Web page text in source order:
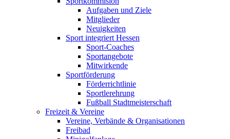
Aufgaben und Ziele
Mitglieder
Neuigkeiten
Sport integriert Hessen
Sport-Coaches
Sportangebote
Mitwirkende
Sportförderung
Förderrichtlinie
Sportlerehrung
Fußball Stadtmeisterschaft
Freizeit & Vereine
Vereine, Verbände & Organisationen
Freibad